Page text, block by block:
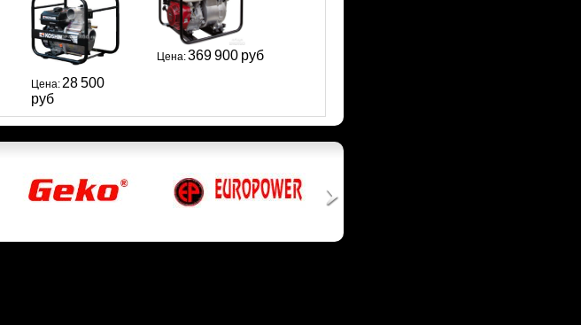
Цена: 28 500
руб
Цена:369 900 руб